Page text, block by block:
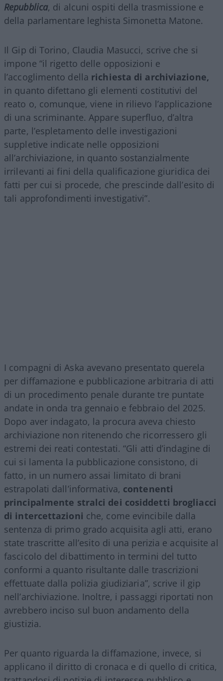
Repubblica, di alcuni ospiti della trasmissione e
della parlamentare leghista Simonetta Matone.
Il Gip di Torino, Claudia Masucci, scrive che si
impone “il rigetto delle opposizioni e
l’accoglimento della richiesta di archiviazione,
in quanto difettano gli elementi costitutivi del
reato o, comunque, viene in rilievo l’applicazione
di una scriminante. Appare superfluo, d’altra
parte, l’espletamento delle investigazioni
suppletive indicate nelle opposizioni
all’archiviazione, in quanto sostanzialmente
irrilevanti ai fini della qualificazione giuridica dei
fatti per cui si procede, che prescinde dall’esito di
tali approfondimenti investigativi”.
I compagni di Aska avevano presentato querela
per diffamazione e pubblicazione arbitraria di atti
di un procedimento penale durante tre puntate
andate in onda tra gennaio e febbraio del 2025.
Dopo aver indagato, la procura aveva chiesto
archiviazione non ritenendo che ricorressero gli
estremi dei reati contestati. “Gli atti d’indagine di
cui si lamenta la pubblicazione consistono, di
fatto, in un numero assai limitato di brani
estrapolati dall’informativa, contenenti
principalmente stralci dei cosiddetti brogliacci
di intercettazioni che, come evincibile dalla
sentenza di primo grado acquisita agli atti, erano
state trascritte all’esito di una perizia e acquisite al
fascicolo del dibattimento in termini del tutto
conformi a quanto risultante dalle trascrizioni
effettuate dalla polizia giudiziaria”, scrive il gip
nell’archiviazione. Inoltre, i passaggi riportati non
avrebbero inciso sul buon andamento della
giustizia.
Per quanto riguarda la diffamazione, invece, si
applicano il diritto di cronaca e di quello di critica,